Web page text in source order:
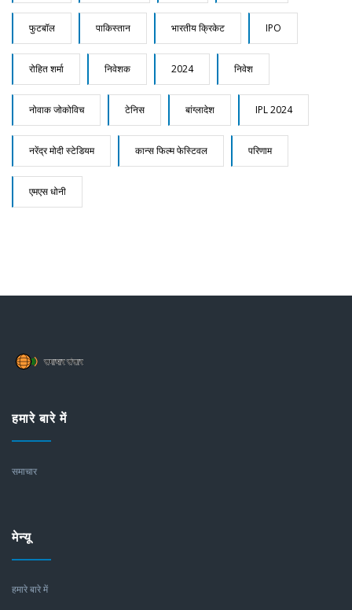
फुटबॉल पाकिस्तान भारतीय क्रिकेट IPO
रोहित शर्मा निवेशक 2024 निवेश
नोवाक जोकोविच टेनिस बांग्लादेश IPL 2024
नरेंद्र मोदी स्टेडियम कान्स फिल्म फेस्टिवल परिणाम
एमएस धोनी
हमारे बारे में
समाचार
मेन्यू
हमारे बारे में